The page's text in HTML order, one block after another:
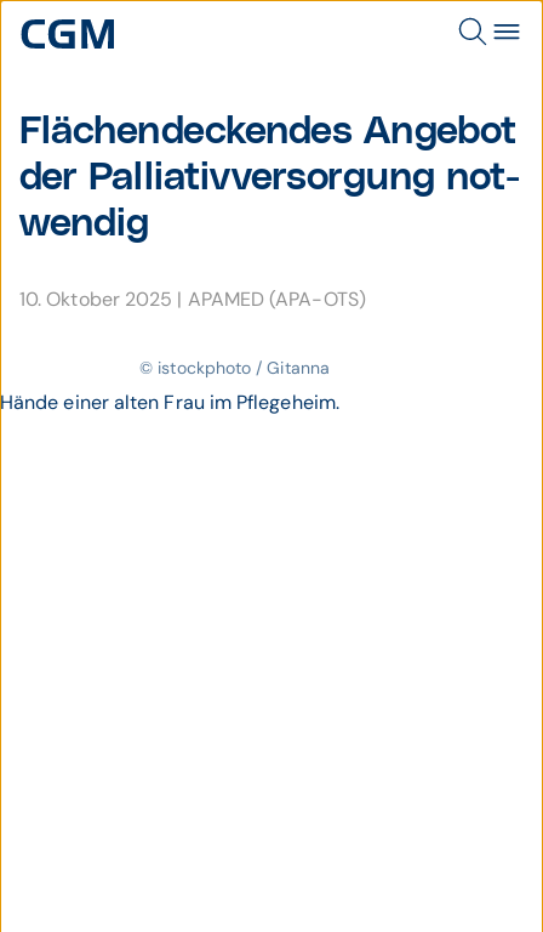
Flächen­deckendes Angebot
der Pallia­tiv­ver­sor­gung not­
wendig
10. Oktober 2025 | APAMED (APA-OTS)
© istockphoto / Gitanna
Hände einer alten Frau im Pflegeheim.